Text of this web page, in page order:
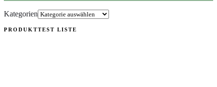
Kategorien
PRODUKTTEST LISTE